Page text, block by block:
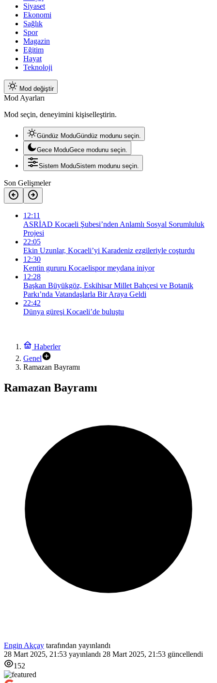
Siyaset
Ekonomi
Sağlık
Spor
Magazin
Eğitim
Hayat
Teknoloji
Mod değiştir
Mod Ayarları
Mod seçin, deneyimini kişiselleştirin.
Gündüz ModuGündüz modunu seçin.
Gece ModuGece modunu seçin.
Sistem ModuSistem modunu seçin.
Son Gelişmeler
12:11
ASRİAD Kocaeli Şubesi’nden Anlamlı Sosyal Sorumluluk
Projesi
22:05
Ekin Uzunlar, Kocaeli’yi Karadeniz ezgileriyle coşturdu
12:30
Kentin gururu Kocaelispor meydana iniyor
12:28
Başkan Büyükgöz, Eskihisar Millet Bahçesi ve Botanik
Parkı’nda Vatandaşlarla Bir Araya Geldi
22:42
Dünya güreşi Kocaeli’de buluştu
Haberler
Genel
Ramazan Bayramı
Ramazan Bayramı
Engin Akçay tarafından yayınlandı
28 Mart 2025, 21:53 yayınlandı 28 Mart 2025, 21:53 güncellendi
152